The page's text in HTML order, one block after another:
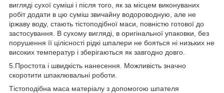
вигляді сухої суміші і після того, як за місцем виконуваних
робіт додати в цю суміш звичайну водороводную, але не
іржаву воду, стають тістоподібної маси, повністю готової до
застосування. В сухому вигляді, в оригінальної упаковки, без
порушення її цілісності рідкі шпалери не бояться ні низьких не
високих температур і зберігаються як завгодно довго.
5.Простота і швидкість нанесення. Можливість значно
скоротити шпаклювальні роботи.
Тістоподібна маса матеріалу з допомогою шпателя